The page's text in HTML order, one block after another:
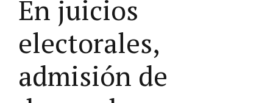
En juicios
electorales,
admisión de